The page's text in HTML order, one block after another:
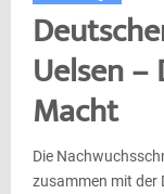
Uelsen –
Macht
Die
zusammen mit der